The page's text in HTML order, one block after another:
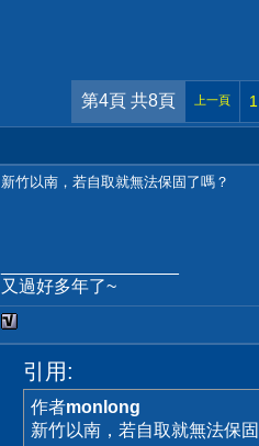
第4頁 共8頁 上一頁 1
新竹以南，若自取就無法保固了嗎？
又過好多年了~
引用:
作者monlong
新竹以南，若自取就無法保